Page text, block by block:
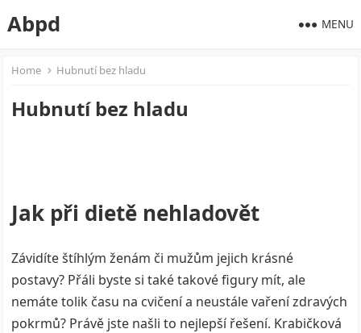
Abpd MENU
Home Hubnutí bez hladu
Hubnutí bez hladu
Jak při dietě nehladovět
Závidíte štíhlým ženám či mužům jejich krásné
postavy? Přáli byste si také takové figury mít, ale
nemáte tolik času na cvičení a neustále vaření zdravých
pokrmů? Právě jste našli to nejlepší řešení. Krabičková